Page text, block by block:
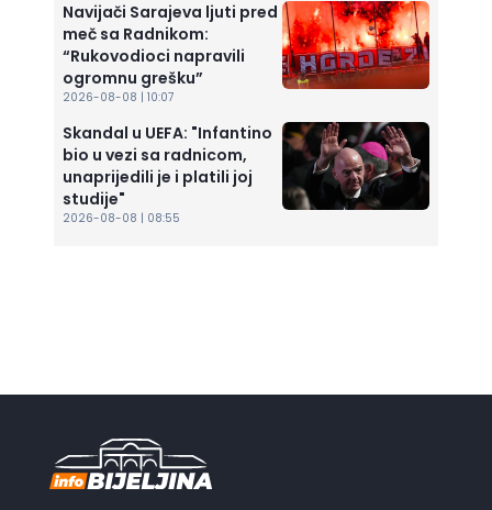
Navijači Sarajeva ljuti pred
meč sa Radnikom:
“Rukovodioci napravili
ogromnu grešku”
2026-08-08 | 10:07
Skandal u UEFA: "Infantino
bio u vezi sa radnicom,
unaprijedili je i platili joj
studije"
2026-08-08 | 08:55